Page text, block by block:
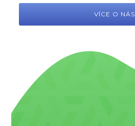
VÍCE O NÁS